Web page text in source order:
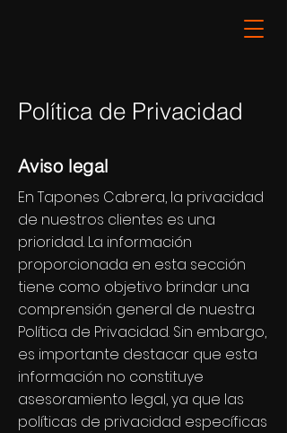
Política de Privacidad
Aviso legal
En Tapones Cabrera, la privacidad
de nuestros clientes es una
prioridad. La información
proporcionada en esta sección
tiene como objetivo brindar una
comprensión general de nuestra
Política de Privacidad. Sin embargo,
es importante destacar que esta
información no constituye
asesoramiento legal, ya que las
políticas de privacidad específicas